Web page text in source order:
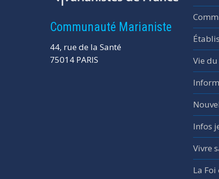
Communauté Marianiste
44, rue de la Santé
75014 PARIS
Vie
Infos
Vivre
La